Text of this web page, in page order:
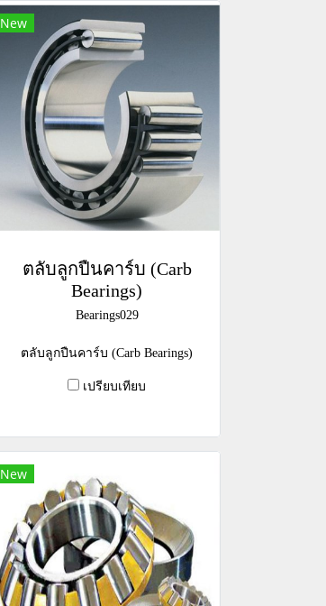
New
ตลับลูกปืนคาร์บ (Carb
Bearings)
Bearings029
ตลับลูกปืนคาร์บ (Carb Bearings)
เปรียบเทียบ
New